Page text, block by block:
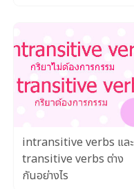
intransitive verbs และ
transitive verbs ต่าง
กันอย่างไร